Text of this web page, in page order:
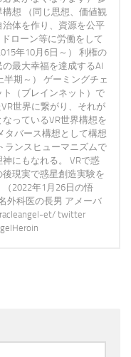
想 （同じ思想、価値観
体を作り、資源を公平
ローン等に労働をして
年10月6日～） 利権の
最大幸福を達成するAI
期～） ゲーミングチェ
（ブレインネット）で
世界に繋がり、それが
っているVR世界構想を
バース構想として構想
ランスヒューマニズムで
にもなれる。 VRで惑
現実で惑星創造実験を
2022年1月26日の悟
外科医の長男 アメーバ
et/ twitter